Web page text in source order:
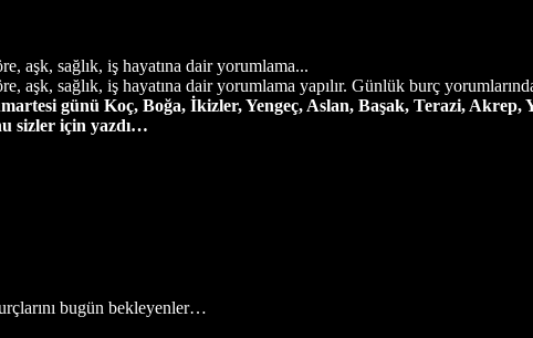
aşk, sağlık, iş hayatına dair yorumlama...
sağlık, iş hayatına dair yorumlama yapılır. Günlük burç
günü Koç, Boğa, İkizler, Yengeç, Aslan, Başak, Terazi, Akrep,
sizler için yazdı…
bugün bekleyenler…